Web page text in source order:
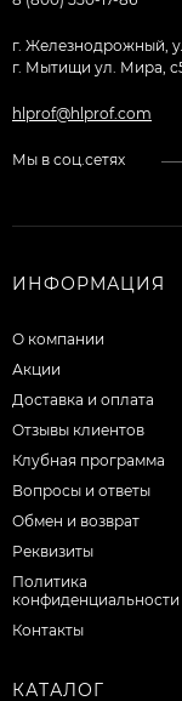
г. Железнодрожный,
г. Мытищи ул. Мира,
hlprof@hlprof.com
Мы в соц.сетях
ИНФОРМАЦИЯ
О компании
Акции
Доставка и оплата
Отзывы клиентов
Клубная программа
Вопросы и ответы
Обмен и возврат
Реквизиты
Политика
конфиденциальности
Контакты
КАТАЛОГ